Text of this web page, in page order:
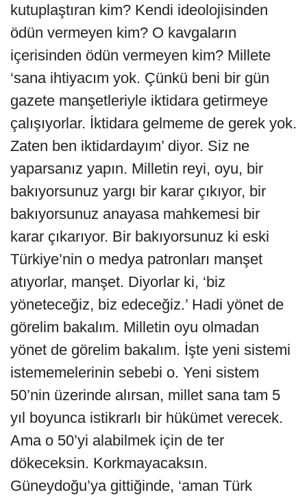
kutuplaştıran kim? Kendi ideolojisinden
ödün vermeyen kim? O kavgaların
içerisinden ödün vermeyen kim? Millete
‘sana ihtiyacım yok. Çünkü beni bir gün
gazete manşetleriyle iktidara getirmeye
çalışıyorlar. İktidara gelmeme de gerek yok.
Zaten ben iktidardayım’ diyor. Siz ne
yaparsanız yapın. Milletin reyi, oyu, bir
bakıyorsunuz yargı bir karar çıkıyor, bir
bakıyorsunuz anayasa mahkemesi bir
karar çıkarıyor. Bir bakıyorsunuz ki eski
Türkiye’nin o medya patronları manşet
atıyorlar, manşet. Diyorlar ki, ‘biz
yöneteceğiz, biz edeceğiz.’ Hadi yönet de
görelim bakalım. Milletin oyu olmadan
yönet de görelim bakalım. İşte yeni sistemi
istememelerinin sebebi o. Yeni sistem
50’nin üzerinde alırsan, millet sana tam 5
yıl boyunca istikrarlı bir hükümet verecek.
Ama o 50’yi alabilmek için de ter
dökeceksin. Korkmayacaksın.
Güneydoğu’ya gittiğinde, ‘aman Türk